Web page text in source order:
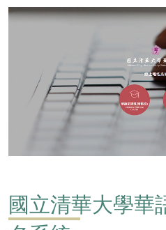
國立清華大學華